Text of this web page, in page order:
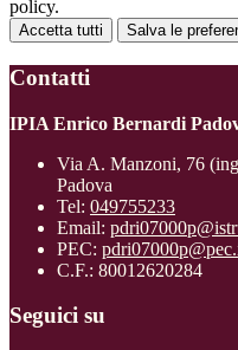
policy.
Accetta tutti Salva le
Contatti
IPIA Enrico Bernardi
Via A. Manzoni, 76
Padova
Tel: 049755233
Email:
PEC:
C.F.: 80012620284
Seguici su